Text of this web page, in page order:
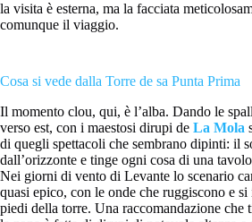
la visita è esterna, ma la facciata
comunque il viaggio.
Cosa si vede dalla Torre de sa Punta Prima
Il momento clou, qui, è l’alba. Dando le
verso est, con i maestosi dirupi de La Mola
di quegli spettacoli che sembrano dipinti: il
dall’orizzonte e tinge ogni cosa di una
Nei giorni di vento di Levante lo scenario
quasi epico, con le onde che ruggiscono e
piedi della torre. Una raccomandazione che